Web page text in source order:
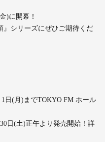
)に開幕！
』シリーズにぜひご期待くだ
⽇(⽉)までTOKYO FM ホール
⽇(⼟)正午より発売開始！詳